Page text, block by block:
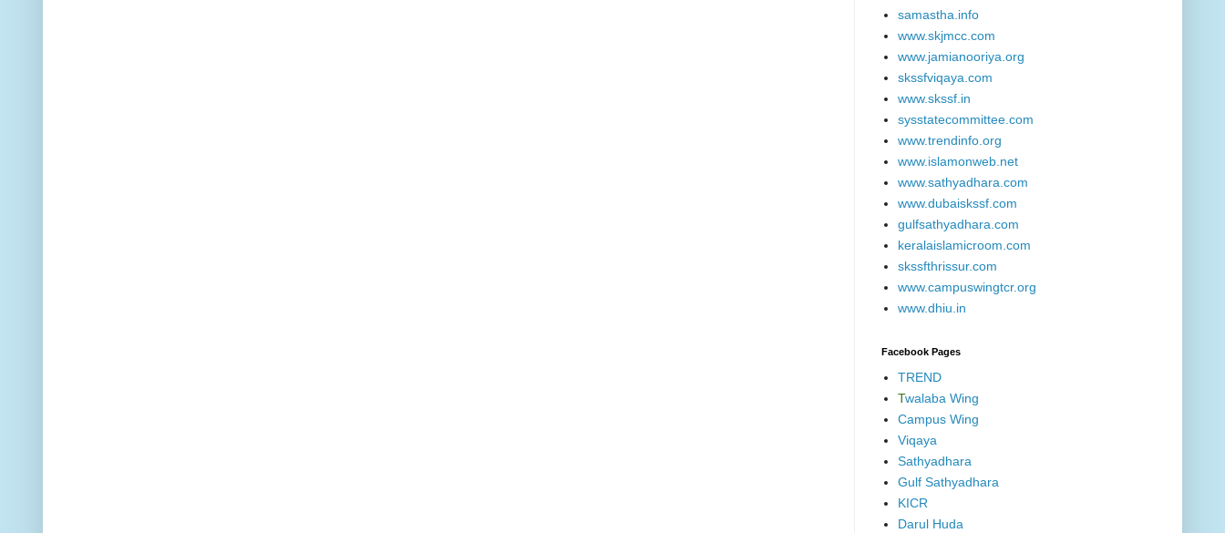
samastha.info
www.skjmcc.com
www.jamianooriya.org
skssfviqaya.com
www.skssf.in
sysstatecommittee.com
www.trendinfo.org
www.islamonweb.net
www.sathyadhara.com
www.dubaiskssf.com
gulfsathyadhara.com
keralaislamicroom.com
skssfthrissur.com
www.campuswingtcr.org
www.dhiu.in
Facebook Pages
TREND
Twalaba Wing
Campus Wing
Viqaya
Sathyadhara
Gulf Sathyadhara
KICR
Darul Huda